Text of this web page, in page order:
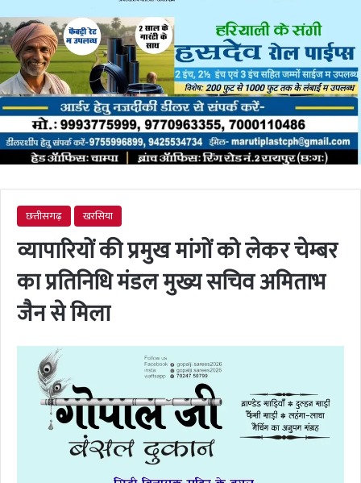
छत्तीसगढ़ खरसिया
व्यापारियों की प्रमुख मांगों को लेकर चेम्बर
का प्रतिनिधि मंडल मुख्य सचिव अमिताभ
जैन से मिला